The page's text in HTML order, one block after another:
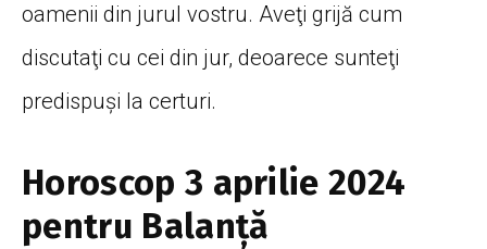
oamenii din jurul vostru. Aveţi grijă cum
discutaţi cu cei din jur, deoarece sunteţi
predispuşi la certuri.
Horoscop 3 aprilie 2024
pentru Balanţă